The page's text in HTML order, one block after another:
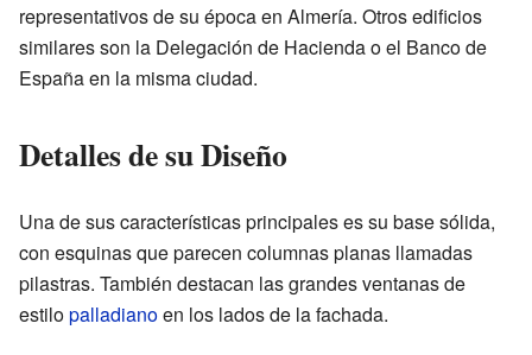
representativos de su época en Almería. Otros edificios
similares son la Delegación de Hacienda o el Banco de
España en la misma ciudad.
Detalles de su Diseño
Una de sus características principales es su base sólida,
con esquinas que parecen columnas planas llamadas
pilastras. También destacan las grandes ventanas de
estilopalladianoen los lados de la fachada.